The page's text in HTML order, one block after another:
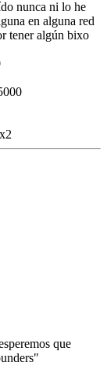
nunca ni lo he
en alguna red
tener algún bixo
que